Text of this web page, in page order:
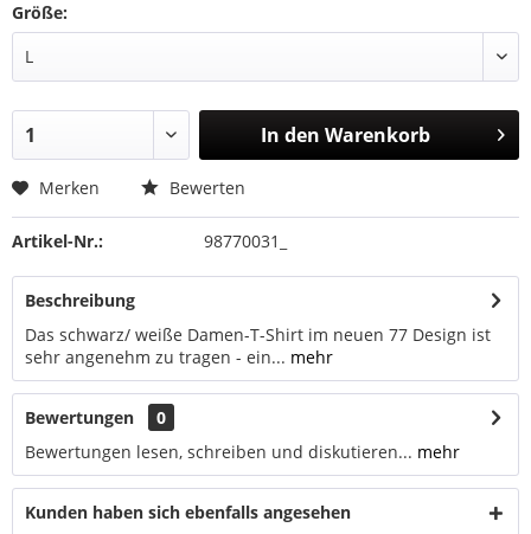
Größe:
In den Warenkorb
Merken Bewerten
Artikel-Nr.: 98770031_
Beschreibung
Das schwarz/ weiße Damen-T-Shirt im neuen 77 Design ist
sehr angenehm zu tragen - ein... mehr
Bewertungen
0
Bewertungen lesen, schreiben und diskutieren... mehr
Kunden haben sich ebenfalls angesehen